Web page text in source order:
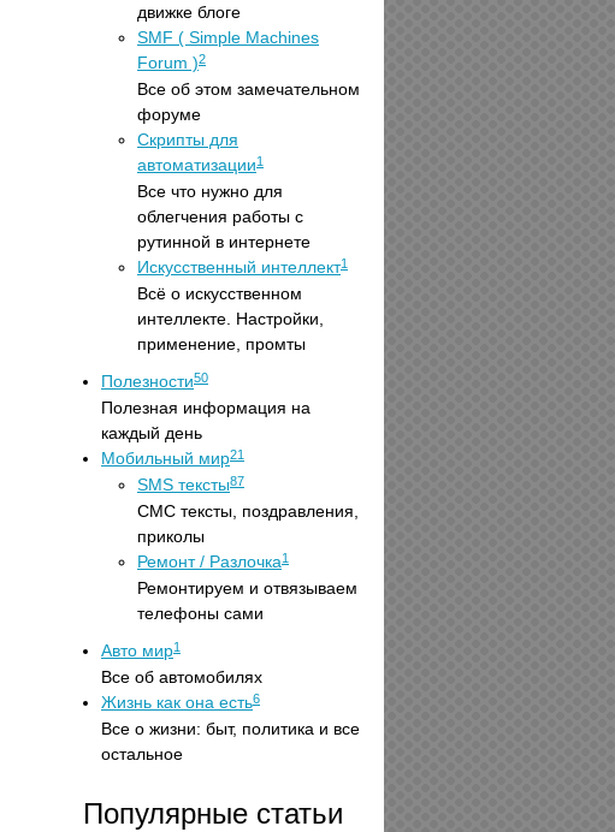
движке блоге
SMF ( Simple Machines
Forum )2
Все об этом замечательном
форуме
Скрипты для
автоматизации1
Все что нужно для
облегчения работы с
рутинной в интернете
Искусственный интеллект1
Всё о искусственном
интеллекте. Настройки,
применение, промты
Полезности50
Полезная информация на
каждый день
Мобильный мир21
SMS тексты87
СМС тексты, поздравления,
приколы
Ремонт / Разлочка1
Ремонтируем и отвязываем
телефоны сами
Авто мир1
Все об автомобилях
Жизнь как она есть6
Все о жизни: быт, политика и все
остальное
Популярные статьи